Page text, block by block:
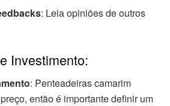
: Leia opiniões de outros
Investimento:
: Penteadeiras camarim
então é importante definir um